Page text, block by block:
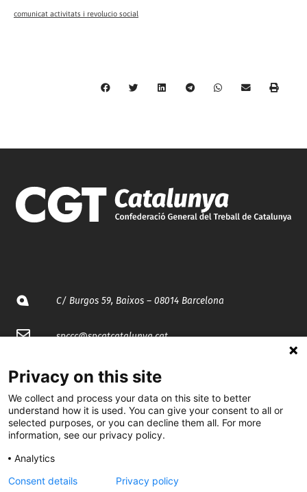
comunicat activitats i revolucio social
C/ Burgos 59, Baixos – 08014 Barcelona
spccc@spcgtcatalunya.cat
@CGTCatalunya
cgtcatalunya
CGTCatalunya
cgtcatalunya
Privacy on this site
We collect and process your data on this site to better
understand how it is used. You can give your consent to all or
selected purposes, or you can decline them all. For more
information, see our privacy policy.
Analytics
Consent details
Privacy policy